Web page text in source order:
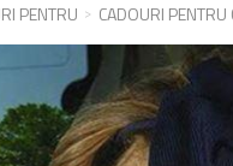
PENTRU CADOURI PENTRU